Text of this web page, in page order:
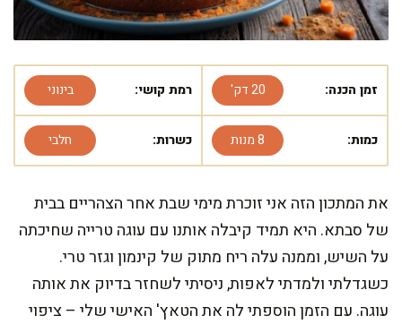
זמן הכנה: 20 דק' רמת קושי: בינוני
כמות: 8 מנות כשרות: חלבי
את המתכון הזה אני זוכרת מימי שבת אחר הצהריים בבית
של סבתא. היא תמיד קיבלה אותנו עם עוגה טרייה שחיכתה
על השיש, וממנה עלה ריח מתוק של קינמון וגזר טרי.
כשגדלתי ולמדתי לאפות, ניסיתי לשחזר בדיוק את אותה
עוגה. עם הזמן הוספתי לה את הטאץ' האישי שלי – ציפוי